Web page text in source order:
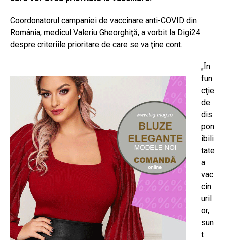
Coordonatorul campaniei de vaccinare anti-COVID din
România, medicul Valeriu Gheorghiţă, a vorbit la Digi24
despre criteriile prioritare de care se va ţine cont.
„În
fun
cţie
de
dis
pon
ibili
tate
a
vac
cin
uril
or,
sun
t